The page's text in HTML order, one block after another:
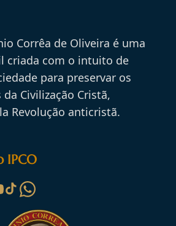
Corrêa de Oliveira é uma
criada com o intuito de
para preservar os
Civilização Cristã,
Revolução anticristã.
IPCO